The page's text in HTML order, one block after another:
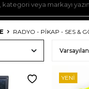
RADYO - PIKAP - SES &
YENI